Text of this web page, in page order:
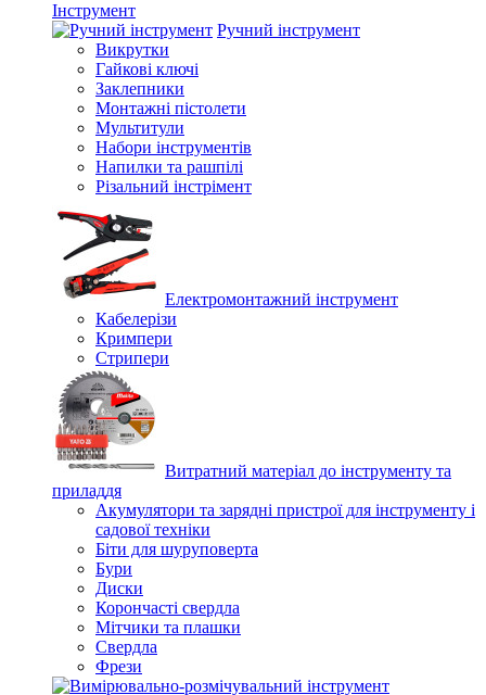
Інструмент
Ручний інструмент
Викрутки
Гайкові ключі
Заклепники
Монтажні пістолети
Мультитули
Набори інструментів
Напилки та рашпілі
Різальний інстрімент
Електромонтажний інструмент
Кабелерізи
Кримпери
Стрипери
Витратний матеріал до інструменту та
приладдя
Акумулятори та зарядні пристрої для інструменту і
садової техніки
Біти для шуруповерта
Бури
Диски
Корончасті свердла
Мітчики та плашки
Свердла
Фрези